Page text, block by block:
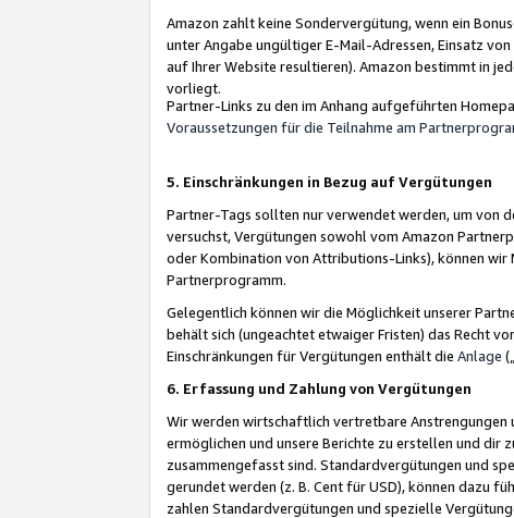
Amazon zahlt keine Sondervergütung, wenn ein
unter Angabe ungültiger E-Mail-Adressen, Einsatz
auf Ihrer Website resultieren). Amazon bestimmt in
vorliegt.
Partner-Links zu den im Anhang aufgeführten
Voraussetzungen für die Teilnahme am
5. Einschränkungen in Bezug auf Vergütungen
Partner-Tags sollten nur verwendet werden, um von
versuchst, Vergütungen sowohl vom Amazon
oder Kombination von Attributions-Links), können wir
Partnerprogramm.
Gelegentlich können wir die Möglichkeit unserer
behält sich (ungeachtet etwaiger Fristen) das Recht
Einschränkungen für Vergütungen enthält die Anlage („
6. Erfassung und Zahlung von Vergütungen
Wir werden wirtschaftlich vertretbare Anstrengungen
ermöglichen und unsere Berichte zu erstellen und dir
zusammengefasst sind. Standardvergütungen und
gerundet werden (z. B. Cent für USD), können dazu
zahlen Standardvergütungen und spezielle